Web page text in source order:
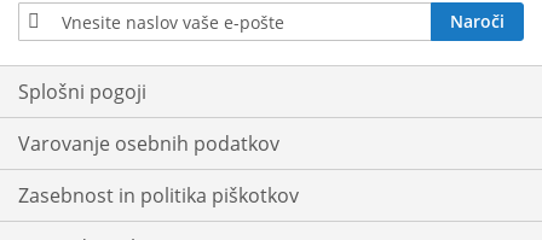
Prijavite
se
na
e-
novice:
Naroči
Splošni pogoji
Varovanje osebnih podatkov
Zasebnost in politika piškotkov